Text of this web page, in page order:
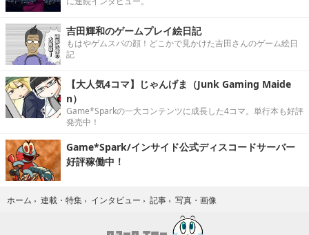
吉田輝和のゲームプレイ絵日記
もはやゲムスパの顔！どこかで見かけた吉田さんのゲーム絵日
記
【大人気4コマ】じゃんげま（Junk Gaming Maide
n）
Game*Sparkの一大コンテンツに成長した4コマ。単行本も好評
発売中！
Game*Spark/インサイド公式ディスコードサーバー
好評稼働中！
ホーム › 連載・特集 › インタビュー › 記事 › 写真・画像